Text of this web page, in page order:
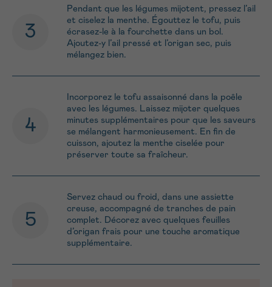
Pendant que les légumes mijotent, pressez l’ail
et ciselez la menthe. Égouttez le tofu, puis
écrasez-le à la fourchette dans un bol.
Ajoutez-y l’ail pressé et l’origan sec, puis
mélangez bien.
Incorporez le tofu assaisonné dans la poêle
avec les légumes. Laissez mijoter quelques
minutes supplémentaires pour que les saveurs
se mélangent harmonieusement. En fin de
cuisson, ajoutez la menthe ciselée pour
préserver toute sa fraîcheur.
Servez chaud ou froid, dans une assiette
creuse, accompagné de tranches de pain
complet. Décorez avec quelques feuilles
d’origan frais pour une touche aromatique
supplémentaire.